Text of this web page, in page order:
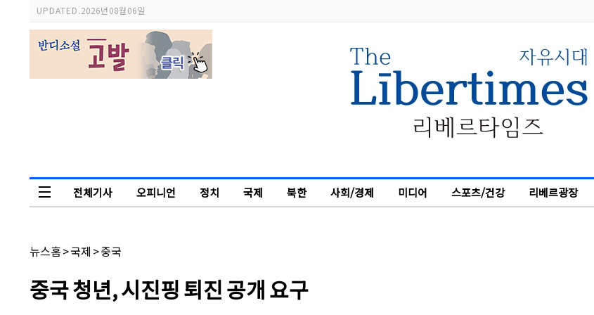
UPDATED.2026년 08월 06일
전체기사 오피니언 정치 국제 북한 사회/경제 미디어 스포츠/건강 리베르광장
채
널
뉴스홈>국제 >중국
기
사
중국 청년, 시진핑 퇴진 공개 요구